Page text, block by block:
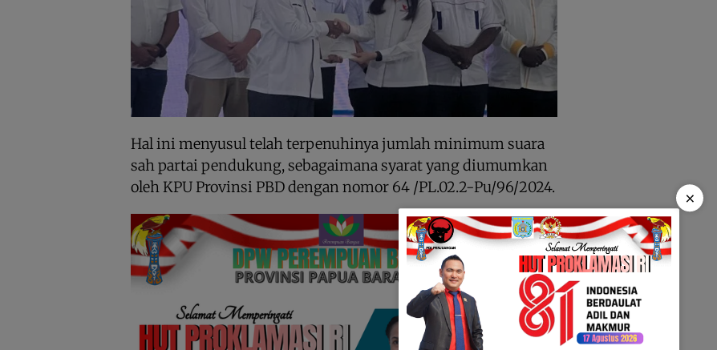
Hal ini menyusul telah terpenuhinya jumlah minimum suara
sah partai pendukung, sebagaimana syarat yang diumumkan
oleh KPU Provinsi PBD dengan nomor 64 /PL.02.2-Pu/96/2024.
×